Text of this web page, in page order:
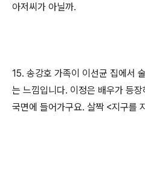
아저씨가 아닐까.
15. 송강호 가족이 이선균 집에서
는 느낌입니다. 이정은 배우가 등
국면에 들어가구요. 살짝 <지구를